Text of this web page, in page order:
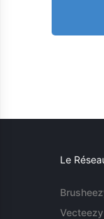
Le
Vecteezy